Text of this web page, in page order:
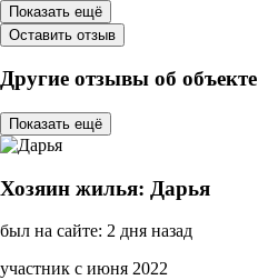
Показать ещё
Оставить отзыв
Другие отзывы об объекте
Показать ещё
Хозяин жилья: Дарья
был на сайте: 2 дня назад
участник с июня 2022